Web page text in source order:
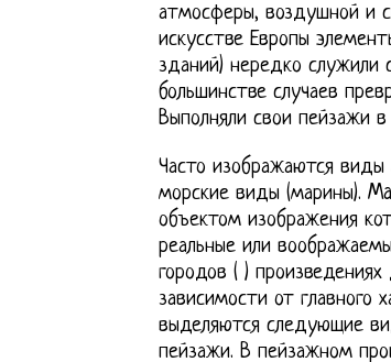
атмосферы, воздушной и
искусстве Европы
зданий) нередко служили
большинстве случаев
Выполняли свои пейзажи
Часто изображаются виды
морские виды (марины).
объектом изображения
реальные или
городов ( )
зависимости от главного
выделяются следующие
пейзажи. В пейзажном